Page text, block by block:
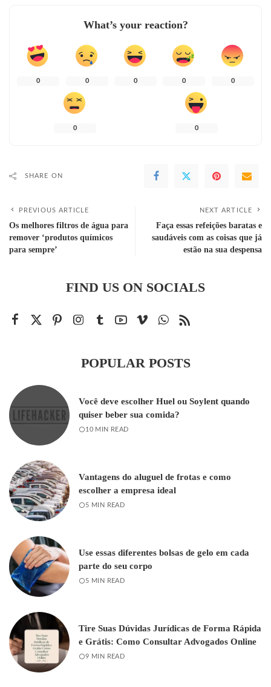
What’s your reaction?
0 0 0 0 0
0 0
SHARE ON
PREVIOUS ARTICLE
Os melhores filtros de água para
remover ‘produtos químicos
para sempre’
NEXT ARTICLE
Faça essas refeições baratas e
saudáveis ​​​​com as coisas que já
estão na sua despensa
FIND US ON SOCIALS
POPULAR POSTS
Você deve escolher Huel ou Soylent quando
quiser beber sua comida?
10 MIN READ
Vantagens do aluguel de frotas e como
escolher a empresa ideal
5 MIN READ
Use essas diferentes bolsas de gelo em cada
parte do seu corpo
5 MIN READ
Tire Suas Dúvidas Jurídicas de Forma Rápida
e Grátis: Como Consultar Advogados Online
9 MIN READ